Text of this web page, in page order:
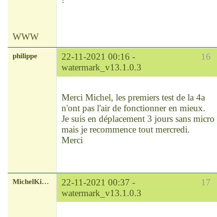
WWW
16
philippe
22-11-2021 00:16 -
watermark_v13.1.0.3
Merci Michel, les premiers test de la 4a
n'ont pas l'air de fonctionner en mieux.
Je suis en déplacement 3 jours sans micro
mais je recommence tout mercredi.
Merci
17
MichelKirsch
22-11-2021 00:37 -
watermark_v13.1.0.3